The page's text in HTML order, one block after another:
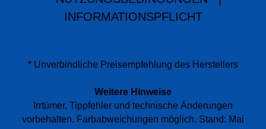
INFORMATIONSPFLICHT
* Unverbindliche Preisempfehlung des Herstellers
Weitere Hinweise
Irrtümer, Tippfehler und technische Änderungen
vorbehalten. Farbabweichungen möglich. Stand: Mai